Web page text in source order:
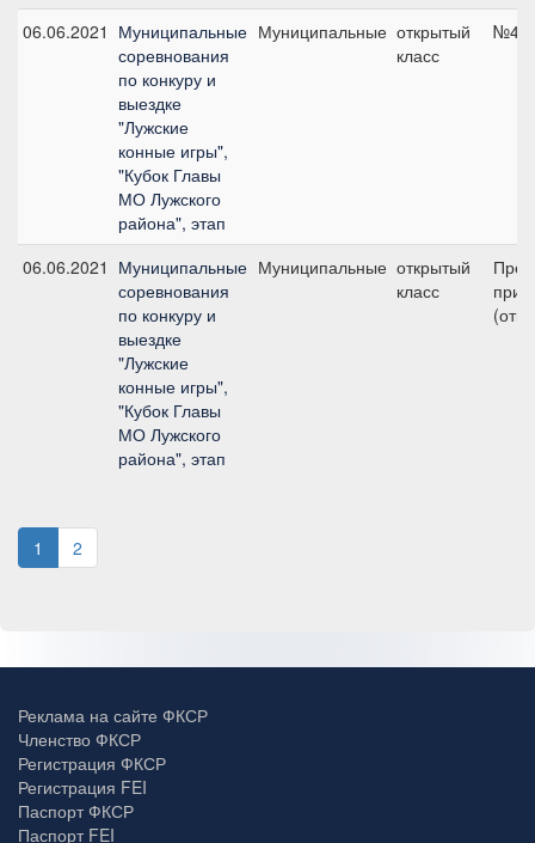
06.06.2021 Муниципальные
соревнования
по конкуру и
выездке
"Лужские
конные игры",
"Кубок Главы
МО Лужского
района", этап
Муниципальные открытый
класс
06.06.2021 Муниципальные
соревнования
по конкуру и
выездке
"Лужские
конные игры",
"Кубок Главы
МО Лужского
района", этап
Муниципальные открытый
класс
1 2
Реклама на сайте ФКСР
Членство ФКСР
Регистрация ФКСР
Регистрация FEI
Паспорт ФКСР
Паспорт FEI